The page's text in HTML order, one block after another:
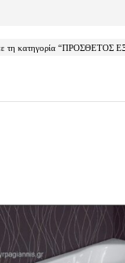
τη κατηγορία